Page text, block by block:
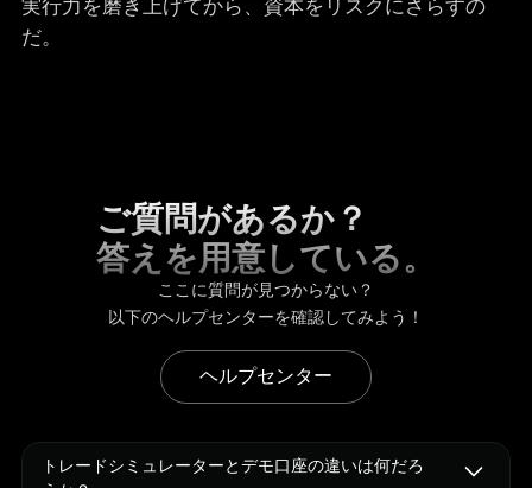
実行力を磨き上げてから、資本をリスクにさらすの
だ。
ご質問があるか？
答えを用意している。
ここに質問が見つからない？
以下のヘルプセンターを確認してみよう！
ヘルプセンター
トレードシミュレーターとデモ口座の違いは何だろ